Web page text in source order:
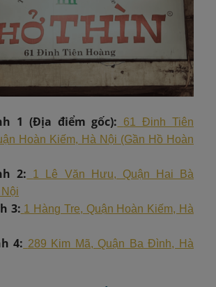
1 (Địa điểm gốc):
61 Đinh Tiên
Hoàn Kiếm, Hà Nội (Gần Hồ Hoàn
2:
1 Lê Văn Hưu, Quận Hai Bà
3: 1 Hàng Tre, Quận Hoàn Kiếm, Hà
4: 289 Kim Mã, Quận Ba Đình, Hà